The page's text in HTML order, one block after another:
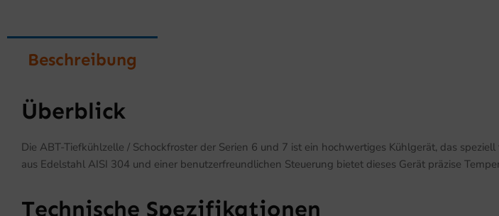
Beschreibung
Überblick
Die ABT-Tiefkühlzelle / Schockfroster der Serien 6 und 7 ist ein hochwertiges Kühlgerät, das
aus Edelstahl AISI 304 und einer benutzerfreundlichen Steuerung bietet dieses Gerät präzise
Technische Spezifikationen